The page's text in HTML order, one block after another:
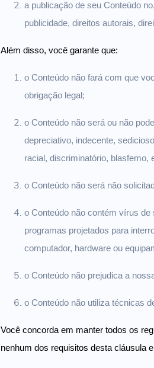
a publicação de seu Conteúdo
publicidade, direitos autorais,
Além disso, você garante que:
o Conteúdo não fará com que
obrigação legal;
o Conteúdo não será ou não
depreciativo, indecente,
racial, discriminatório, blasfemo,
o Conteúdo não será não
o Conteúdo não contém vírus de
programas projetados para
computador, hardware ou
o Conteúdo não prejudica a
o Conteúdo não utiliza técnicas
Você concorda em manter todos os
nenhum dos requisitos desta cláusula